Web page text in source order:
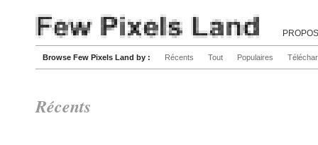
Browse Few Pixels Land by : Récents Tout Populaires
Récents